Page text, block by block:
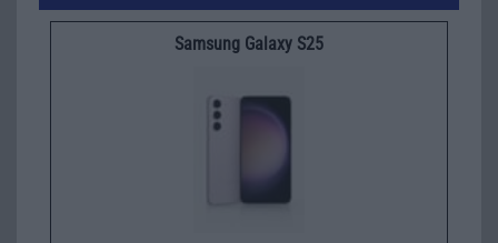
Samsung Galaxy S25